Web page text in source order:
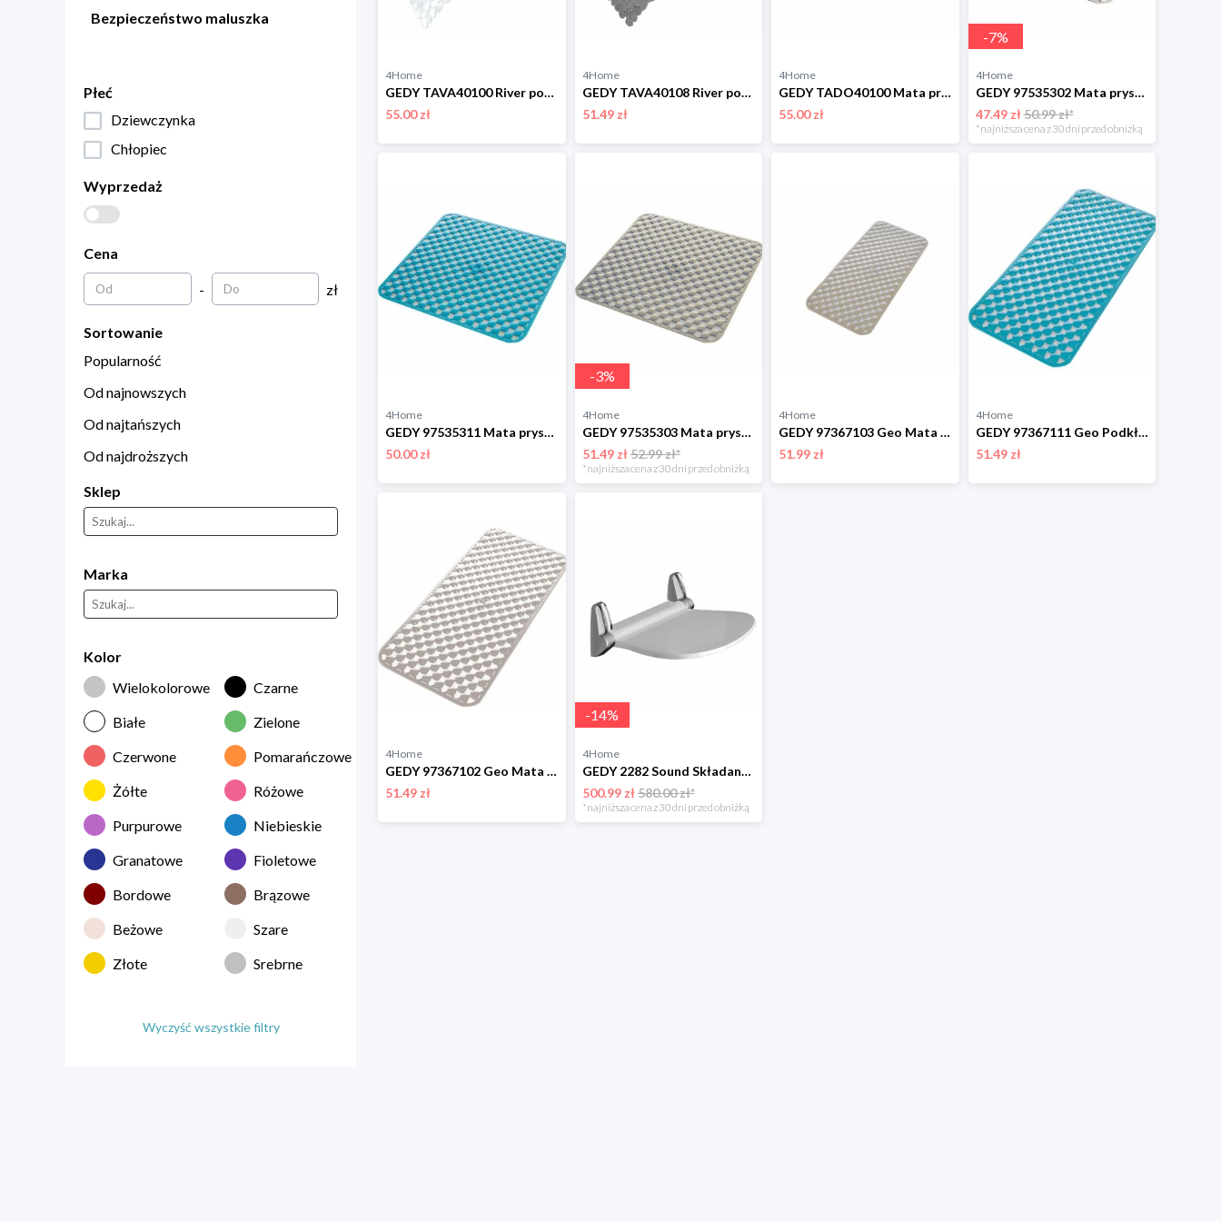
Bezpieczeństwo maluszka
Płeć
Dziewczynka
Chłopiec
Wyprzedaż
Cena
- zł
Sortowanie
Popularność
Od najnowszych
Od najtańszych
Od najdroższych
Sklep
Marka
Kolor
Wielokolorowe
Czarne
Białe
Zielone
Czerwone
Pomarańczowe
Żółte
Różowe
Purpurowe
Niebieskie
Granatowe
Fioletowe
Bordowe
Brązowe
Beżowe
Szare
Złote
Srebrne
Wyczyść wszystkie filtry
4Home
GEDY TAVA40100 River podkładka do wanny, 35 x 70 cm, przezroczysty Gedy
55.00 zł
4Home
GEDY TAVA40108 River podkładka do wanny, 35 x 70 cm, szary Gedy
51.49 zł
4Home
GEDY TADO40100 Mata prysznicowa River, 54 x 54 cm,przezroczysta Gedy
55.00 zł
-7%
4Home
GEDY 97535302 Mata prysznicowa Geo z powłokąantypoślizgową, 53 x 53 cm, biała Gedy
47.49 zł50.99 zł*
*najniższa cena z 30 dni przed obniżką
4Home
GEDY 97535311 Mata prysznicowa Geo z powłokąantypoślizgową, 53 x 53 cm, niebieska Gedy
50.00 zł
-3%
4Home
GEDY 97535303 Mata prysznicowa Geo z powłokąantypoślizgową, 53 x 53 cm, beżowa Gedy
51.49 zł52.99 zł*
*najniższa cena z 30 dni przed obniżką
4Home
GEDY 97367103 Geo Mata antypoślizgowa do wanny, 36 x 71 cm, beżowy Gedy
51.99 zł
4Home
GEDY 97367111 Geo Podkładka antypoślizgowa do wanny, 36 x 71 cm, niebieski Gedy
51.49 zł
4Home
GEDY 97367102 Geo Mata antypoślizgowa do wanny, 36 x 71 cm, biały Gedy
51.49 zł
-14%
4Home
GEDY 2282 Sound Składane siedzisko prysznicowe, 38 x 35,5 cm, biały Gedy
500.99 zł580.00 zł*
*najniższa cena z 30 dni przed obniżką